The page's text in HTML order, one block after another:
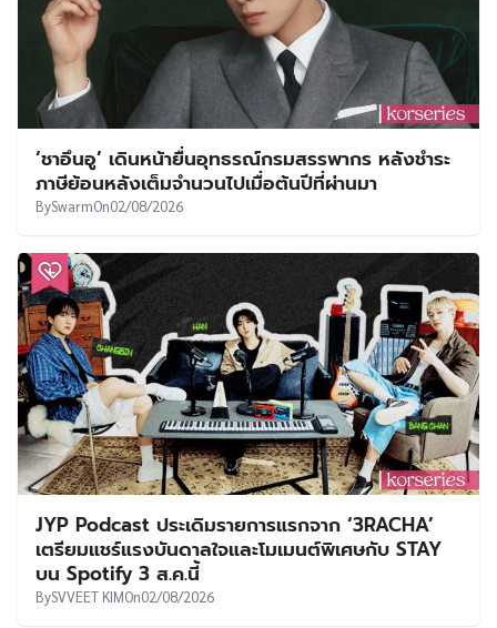
‘ชาอึนอู’ เดินหน้ายื่นอุทธรณ์กรมสรรพากร หลังชำระ
ภาษีย้อนหลังเต็มจำนวนไปเมื่อต้นปีที่ผ่านมา
BySwarmOn02/08/2026
JYP Podcast ประเดิมรายการแรกจาก ‘3RACHA’
เตรียมแชร์แรงบันดาลใจและโมเมนต์พิเศษกับ STAY
บน Spotify 3 ส.ค.นี้
BySVVEET KIMOn02/08/2026